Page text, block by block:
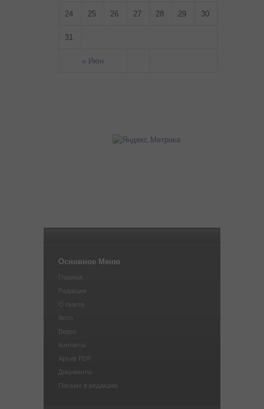
« Июн
24 25 26 27 28 29 30
31
Основное Меню
Главная
Редакция
О газете
Фото
Видео
Контакты
Архив PDF
Документы
Письмо в редакцию